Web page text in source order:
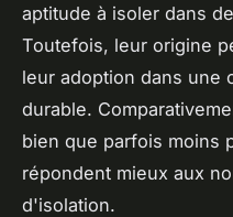
aptitude à isoler dans
Toutefois, leur origine
leur adoption dans une
durable.
bien que parfois moins
répondent mieux aux
d'isolation.